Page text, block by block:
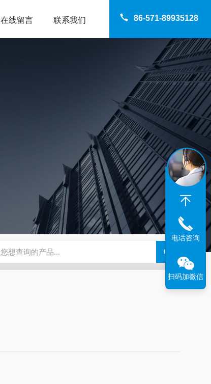
86-571-89935128
在线留言 联系我们
ZB-BK10A全自动平滑度测定仪 ZB-YSJ5000瓦楞芯平压强
电话咨询
扫码加微信